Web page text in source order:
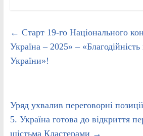
← Старт 19-го Національного
Україна – 2025» – «Благодійність
України»!
Уряд ухвалив переговорні
5. Україна готова до відкриття
шістьма Кластерами →